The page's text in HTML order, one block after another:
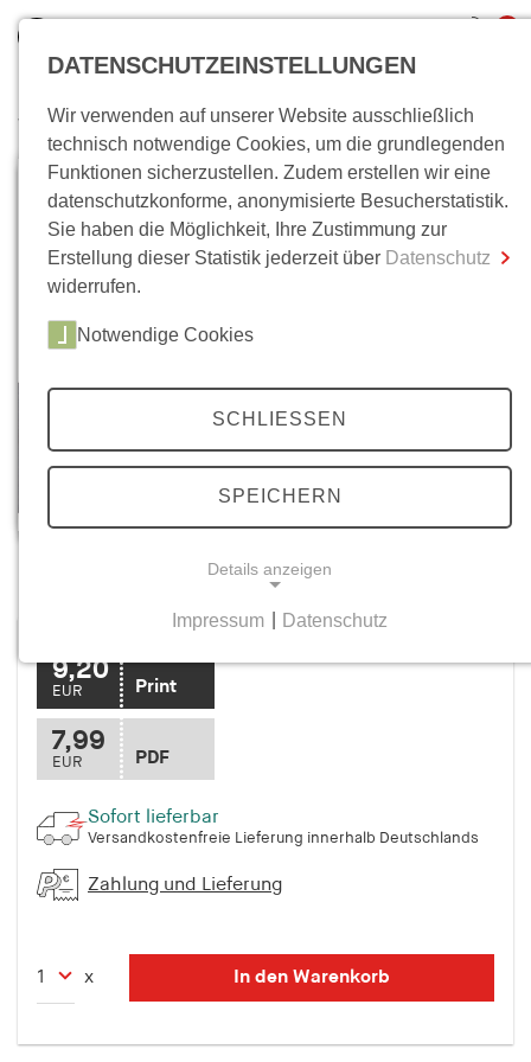
inkl. MwSt.
0,00 €
Zum Warenkorb Zur Kasse
Wo bin ich?
Mittelweg 36, Heft 3 Juni/Juli 1995
9,20
EUR Print
7,99
EUR PDF
Sofort lieferbar
Versandkostenfreie Lieferung innerhalb Deutschlands
Zahlung und Lieferung
x In den Warenkorb
DATENSCHUTZEINSTELLUNGEN
Wir verwenden auf unserer Website ausschließlich
technisch notwendige Cookies, um die grundlegenden
Funktionen sicherzustellen. Zudem erstellen wir eine
datenschutzkonforme, anonymisierte Besucherstatistik.
Sie haben die Möglichkeit, Ihre Zustimmung zur
Erstellung dieser Statistik jederzeit über Datenschutz
widerrufen.
Notwendige Cookies
SCHLIESSEN
SPEICHERN
Details anzeigen
Notwendige Cookies helfen dabei, eine Webseite
nutzbar zu machen, indem sie Grundfunktionen
wie Seitennavigation und Zugriff auf sichere
Bereiche der Webseite ermöglichen. Die Webseite
funktionieren.
cookie_consent
Impressum Datenschutz